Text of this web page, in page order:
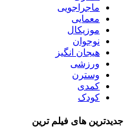
ماجراجویی
معمایی
موزیکال
نوجوان
هیجان انگیز
ورزشی
وسترن
کمدی
کودک
جدیدترین های فیلم ترین